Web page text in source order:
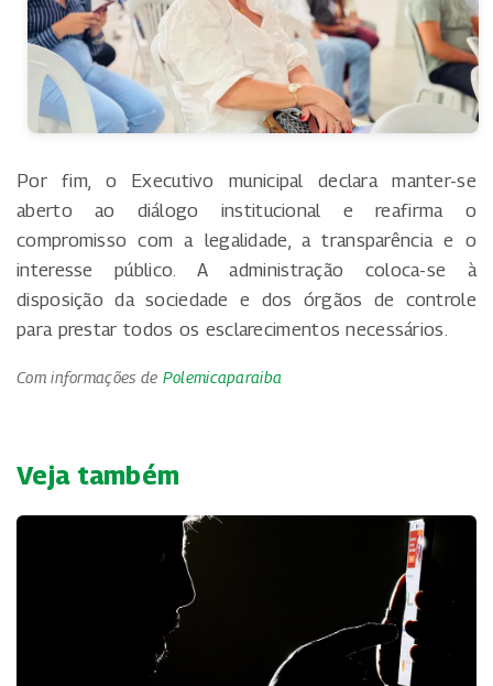
Por fim, o Executivo municipal declara manter-se
aberto ao diálogo institucional e reafirma o
compromisso com a legalidade, a transparência e o
interesse público. A administração coloca-se à
disposição da sociedade e dos órgãos de controle
para prestar todos os esclarecimentos necessários.
Com informações de Polemicaparaiba
Veja também